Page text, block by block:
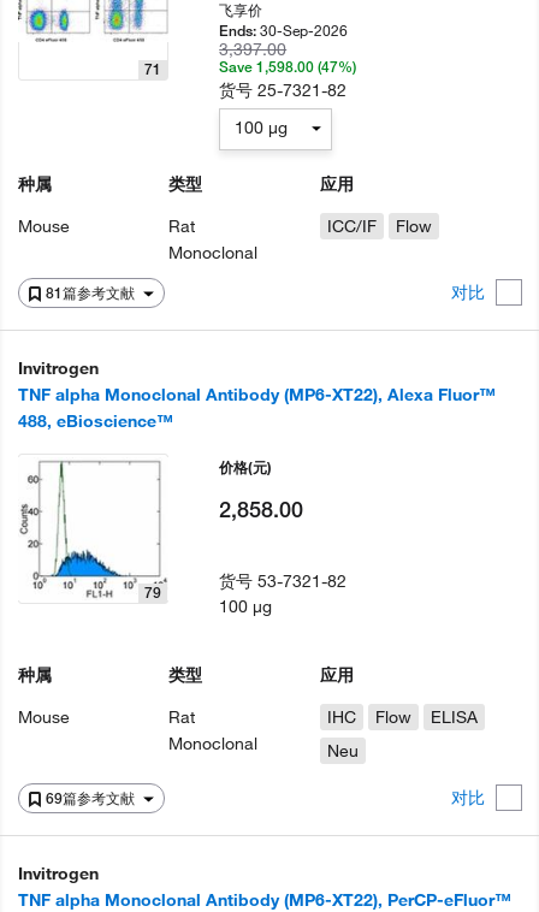
81篇参考文献 对比
71
种属
Mouse
类型
Rat
Monoclonal
应用
ICC/IF
Flow
飞享价
Ends:30-Sep-2026
3,397.00
Save 1,598.00 (47%)
货号25-7321-82
100 µg
Invitrogen
TNF alpha Monoclonal Antibody (MP6-XT22), Alexa Fluor™
488, eBioscience™
69篇参考文献 对比
79
种属
Mouse
类型
Rat
Monoclonal
应用
IHC
Flow
ELISA
Neu
价格(元)
2,858.00
货号53-7321-82
100 µg
Invitrogen
TNF alpha Monoclonal Antibody (MP6-XT22), PerCP-eFluor™